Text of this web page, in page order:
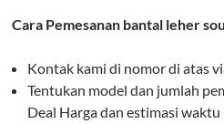
Cara Pemesanan bantal leher
Kontak kami di nomor di atas
Tentukan model dan jumlah
Deal Harga dan estimasi